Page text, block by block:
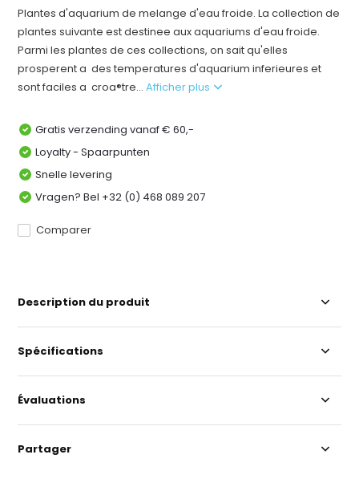
Plantes d'aquarium de melange d'eau froide. La collection de
plantes suivante est destinee aux aquariums d'eau froide.
Parmi les plantes de ces collections, on sait qu'elles
prosperent a des temperatures d'aquarium inferieures et
sont faciles a croa®tre...Afficher plus
Gratis verzending vanaf € 60,-
Loyalty - Spaarpunten
Snelle levering
Vragen? Bel +32 (0) 468 089 207
Comparer
Description du produit
Spécifications
Évaluations
Partager